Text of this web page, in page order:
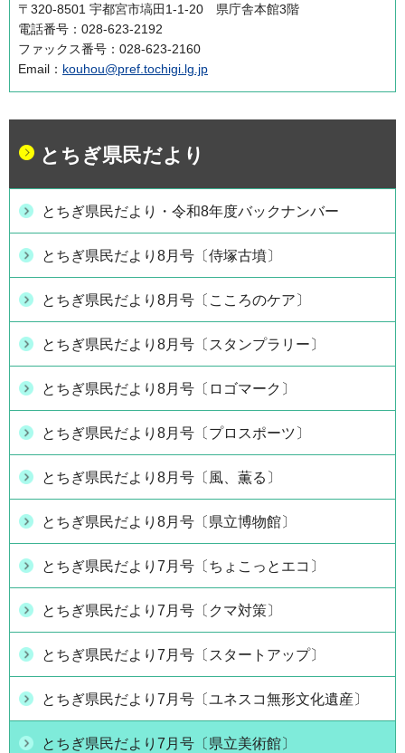
〒320-8501 宇都宮市塙田1-1-20 県庁舎本館3階
電話番号：028-623-2192
ファックス番号：028-623-2160
Email： kouhou@pref.tochigi.lg.jp
とちぎ県民だより
とちぎ県民だより・令和8年度バックナンバー
とちぎ県民だより8月号〔侍塚古墳〕
とちぎ県民だより8月号〔こころのケア〕
とちぎ県民だより8月号〔スタンプラリー〕
とちぎ県民だより8月号〔ロゴマーク〕
とちぎ県民だより8月号〔プロスポーツ〕
とちぎ県民だより8月号〔風、薫る〕
とちぎ県民だより8月号〔県立博物館〕
とちぎ県民だより7月号〔ちょこっとエコ〕
とちぎ県民だより7月号〔クマ対策〕
とちぎ県民だより7月号〔スタートアップ〕
とちぎ県民だより7月号〔ユネスコ無形文化遺産〕
とちぎ県民だより7月号〔県立美術館〕